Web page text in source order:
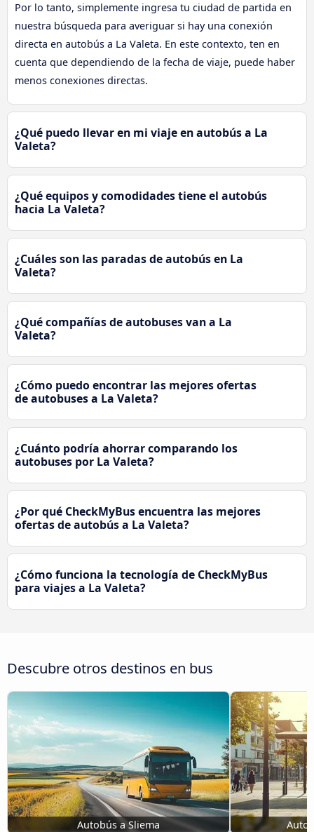
Por lo tanto, simplemente ingresa tu ciudad de partida en
nuestra búsqueda para averiguar si hay una conexión
directa en autobús a La Valeta. En este contexto, ten en
cuenta que dependiendo de la fecha de viaje, puede haber
menos conexiones directas.
¿Qué puedo llevar en mi viaje en autobús a La
Valeta?
¿Qué equipos y comodidades tiene el autobús
hacia La Valeta?
¿Cuáles son las paradas de autobús en La
Valeta?
¿Qué compañías de autobuses van a La
Valeta?
¿Cómo puedo encontrar las mejores ofertas
de autobuses a La Valeta?
¿Cuánto podría ahorrar comparando los
autobuses por La Valeta?
¿Por qué CheckMyBus encuentra las mejores
ofertas de autobús a La Valeta?
¿Cómo funciona la tecnología de CheckMyBus
para viajes a La Valeta?
Descubre otros destinos en bus
Autobús a Sliema